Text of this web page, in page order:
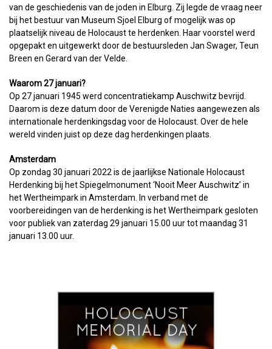
van de geschiedenis van de joden in Elburg. Zij legde de vraag neer
bij het bestuur van Museum Sjoel Elburg of mogelijk was op
plaatselijk niveau de Holocaust te herdenken. Haar voorstel werd
opgepakt en uitgewerkt door de bestuursleden Jan Swager, Teun
Breen en Gerard van der Velde.
Waarom 27 januari?
Op 27 januari 1945 werd concentratiekamp Auschwitz bevrijd.
Daarom is deze datum door de Verenigde Naties aangewezen als
internationale herdenkingsdag voor de Holocaust. Over de hele
wereld vinden juist op deze dag herdenkingen plaats.
Amsterdam
Op zondag 30 januari 2022 is de jaarlijkse Nationale Holocaust
Herdenking bij het Spiegelmonument ‘Nooit Meer Auschwitz’ in
het Wertheimpark in Amsterdam. In verband met de
voorbereidingen van de herdenking is het Wertheimpark gesloten
voor publiek van zaterdag 29 januari 15.00 uur tot maandag 31
januari 13.00 uur.